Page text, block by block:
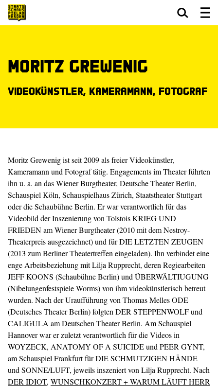
Moritz Grewenig
Videokünstler, Kameramann, Fotograf
Moritz Grewenig ist seit 2009 als freier Videokünstler,
Kameramann und Foto­graf tätig. Engagements im Theater führten
ihn u. a. an das Wiener Burgtheater, Deutsche Theater Berlin,
Schauspiel Köln, Schauspielhaus Zürich, Staatstheater Stuttgart
oder die Schaubühne Berlin. Er war verantwortlich für das
Videobild der Inszenierung von Tolstois KRIEG UND
FRIEDEN am Wiener Burgtheater (2010 mit dem Nestroy-
Theaterpreis ausgezeichnet) und für DIE LETZTEN ZEUGEN
(2013 zum Berliner Theatertreffen eingeladen). Ihn verbindet eine
enge Arbeitsbeziehung mit Lilja Rupprecht, deren Regiearbeiten
JEFF KOONS (Schaubühne Berlin) und ÜBERWÄLTIUGUNG
(Nibelungenfestspiele Worms) von ihm videokünstlerisch betreut
wurden. Nach der Uraufführung von Thomas Melles ODE
(Deutsches Theater Berlin) folgten DER STEPPENWOLF und
CALIGULA am Deutschen Theater Berlin. Am Schauspiel
Hannover war er zuletzt verantwortlich für die Videos in
WOYZECK, ANATOMY OF A SUICIDE und PEER GYNT,
am Schauspiel Frankfurt für DIE SCHMUTZIGEN HÄNDE
und SONNE/LUFT, jeweils inszeniert von Lilja Rupprecht. Nach
DER IDIOT, WUNSCHKONZERT + WARUM LÄUFT HERR